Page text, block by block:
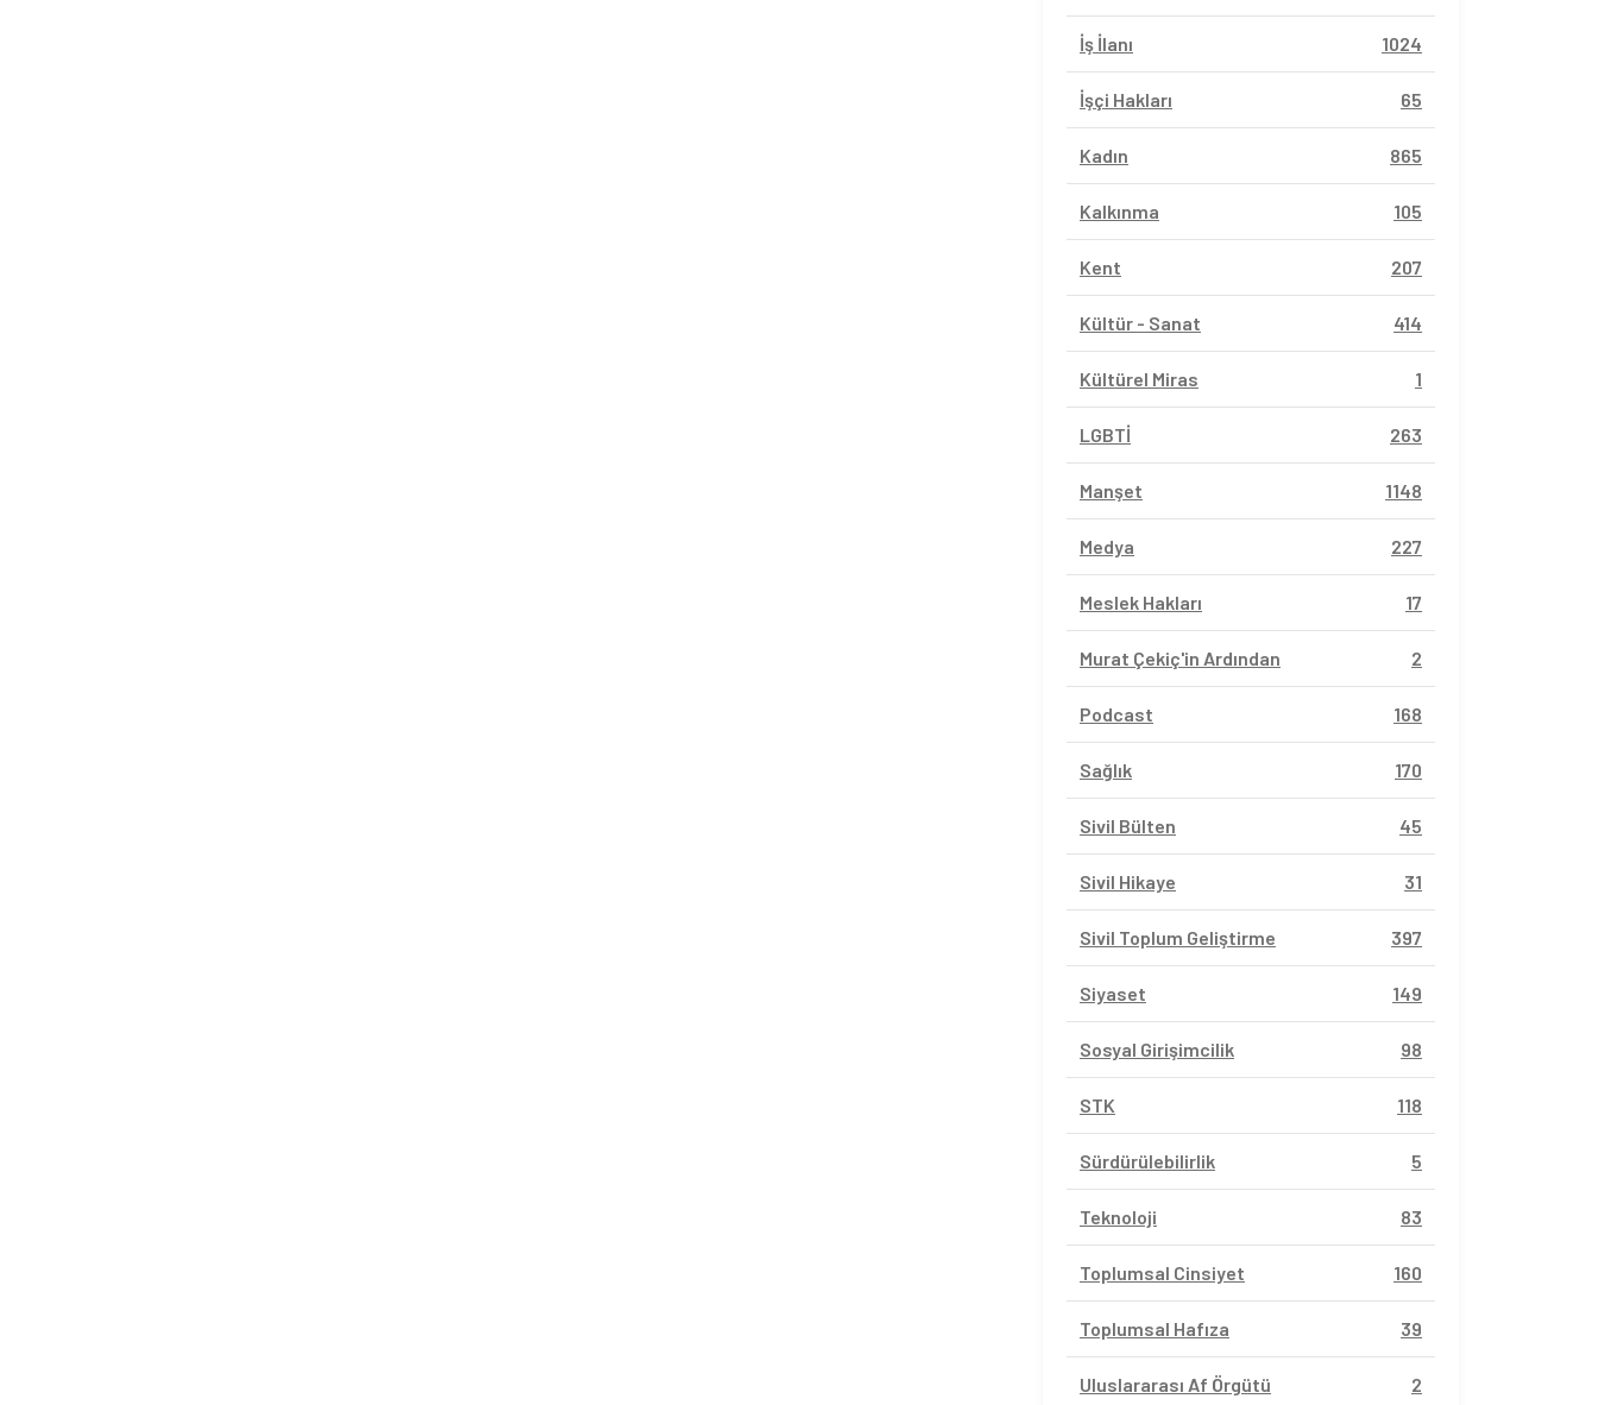
İş İlanı 1024
İşçi Hakları 65
Kadın 865
Kalkınma 105
Kent 207
Kültür - Sanat 414
Kültürel Miras 1
LGBTİ 263
Manşet 1148
Medya 227
Meslek Hakları 17
Murat Çekiç'in Ardından 2
Podcast 168
Sağlık 170
Sivil Bülten 45
Sivil Hikaye 31
Sivil Toplum Geliştirme 397
Siyaset 149
Sosyal Girişimcilik 98
STK 118
Sürdürülebilirlik 5
Teknoloji 83
Toplumsal Cinsiyet 160
Toplumsal Hafıza 39
Uluslararası Af Örgütü 2